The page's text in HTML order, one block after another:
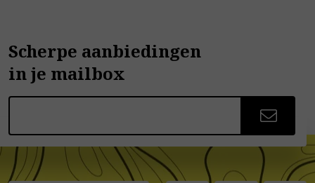
Scherpe aanbiedingen
in je mailbox